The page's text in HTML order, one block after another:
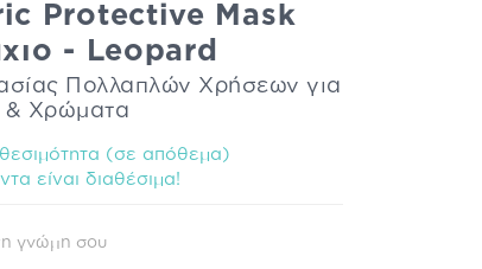
Protective Mask
- Leopard
Πολλαπλών Χρήσεων για
& Χρώματα
(σε απόθεμα)
είναι διαθέσιμα!
γνώμη σου